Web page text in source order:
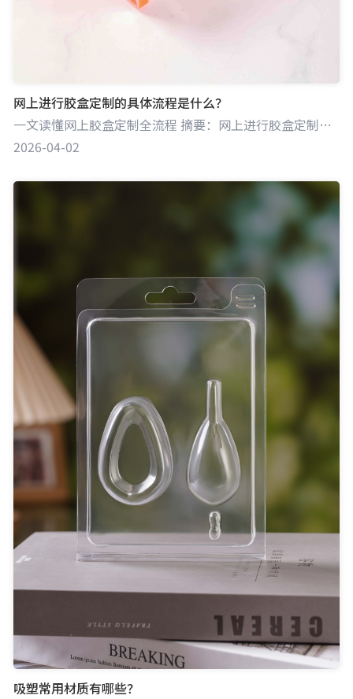
网上进行胶盒定制的具体流程是什么？
一文读懂网上胶盒定制全流程 摘要：网上进行胶盒定制，一般需经历沟通需求、设计确认、确定价格与订单、生产制作、物流配送等环节。各步骤紧密相连，确保定制胶盒符合客户预期。江门锐鼎包装科技有限公司凭借专业能力，能在网上定制流程中为客户提供优质服务。
2026-04-02
吸塑常用材质有哪些？